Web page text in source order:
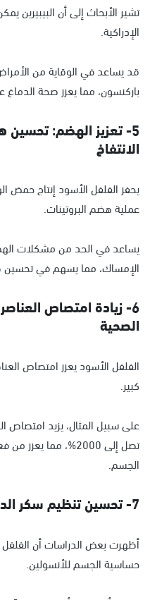
تشير الأبحاث إلى أن البيبيرين
الإدراكية.
قد يساعد في الوقاية من
باركنسون، مما يعزز صحة
5- تعزيز الهضم: تحسين
الانتفاخ
يحفز الفلفل الأسود إنتاج حمض
عملية هضم البروتينات.
يساعد في الحد من مشكلات
الإمساك، مما يسهم في
6- زيادة امتصاص
الصحية
الفلفل الأسود يعزز امتصاص
كبير.
على سبيل المثال، يزيد امتصاص
تصل إلى 2000%، مما
الجسم.
7- تحسين تنظيم سكر الدم: الوقاية من السكري
أظهرت بعض الدراسات أن
حساسية الجسم للأنسولين.